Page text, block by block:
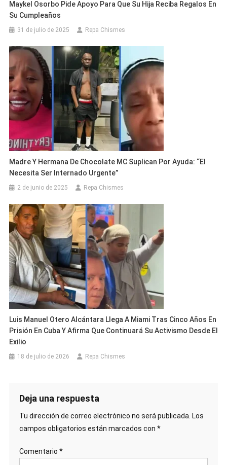
Maykel Osorbo Pide Apoyo Para Que Su Hija Reciba Regalos En
Su Cumpleaños
31 de julio de 2025 Repa Chismes
Madre Y Hermana De Chocolate MC Suplican Por Ayuda: “El
Necesita Ser Internado Urgente”
2 de junio de 2025 Repa Chismes
Luis Manuel Otero Alcántara Llega A Miami Tras Cinco Años En
Prisión En Cuba Y Afirma Que Continuará Su Activismo Desde El
Exilio
18 de julio de 2026 Repa Chismes
Deja una respuesta
Tu dirección de correo electrónico no será publicada. Los
campos obligatorios están marcados con *
Comentario *